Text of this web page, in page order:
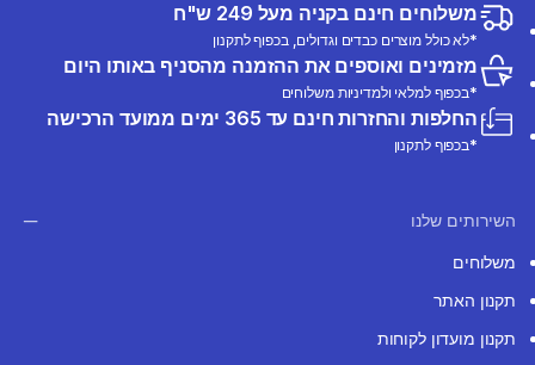
משלוחים חינם בקניה מעל 249 ש"ח
*לא כולל מוצרים כבדים וגדולים, בכפוף לתקנון
מזמינים ואוספים את ההזמנה מהסניף באותו היום
*בכפוף למלאי ולמדיניות משלוחים
החלפות והחזרות חינם עד 365 ימים ממועד הרכישה
*בכפוף לתקנון
השירותים שלנו
משלוחים
תקנון האתר
תקנון מועדון לקוחות